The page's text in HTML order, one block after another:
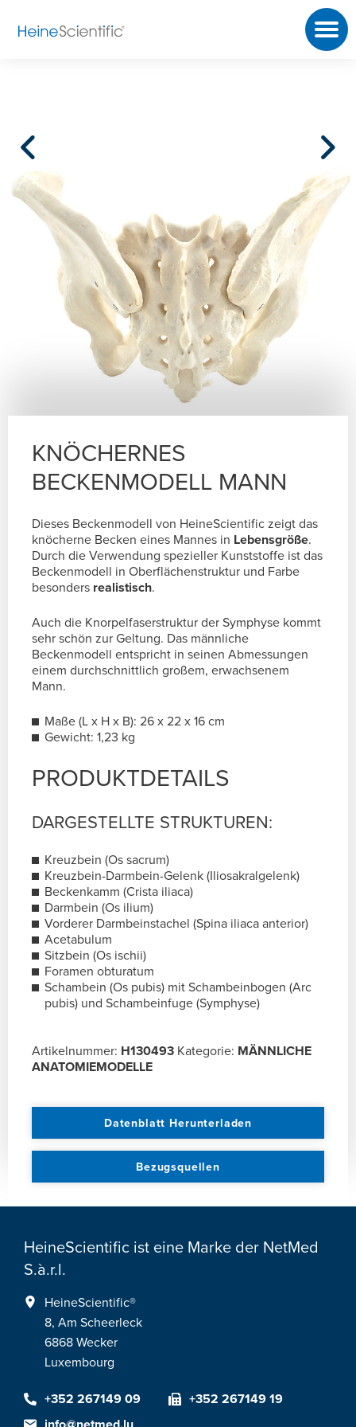
KNÖCHERNES
BECKENMODELL MANN
Dieses Beckenmodell von HeineScientific zeigt das
knöcherne Becken eines Mannes in Lebensgröße.
Durch die Verwendung spezieller Kunststoffe ist das
Beckenmodell in Oberflächenstruktur und Farbe
besonders realistisch.
Auch die Knorpelfaserstruktur der Symphyse kommt
sehr schön zur Geltung. Das männliche
Beckenmodell entspricht in seinen Abmessungen
einem durchschnittlich großem, erwachsenem
Mann.
Maße (L x H x B): 26 x 22 x 16 cm
Gewicht: 1,23 kg
PRODUKTDETAILS
DARGESTELLTE STRUKTUREN:
Kreuzbein (Os sacrum)
Kreuzbein-Darmbein-Gelenk (Iliosakralgelenk)
Beckenkamm (Crista iliaca)
Darmbein (Os ilium)
Vorderer Darmbeinstachel (Spina iliaca anterior)
Acetabulum
Sitzbein (Os ischii)
Foramen obturatum
Schambein (Os pubis) mit Schambeinbogen (Arc
pubis) und Schambeinfuge (Symphyse)
Artikelnummer: H130493 Kategorie: MÄNNLICHE
ANATOMIEMODELLE
Datenblatt Herunterladen
Bezugsquellen
HeineScientific ist eine Marke der NetMed
S.à.r.l.
HeineScientific®
8, Am Scheerleck
6868 Wecker
Luxembourg
+352 267149 09
+352 267149 19